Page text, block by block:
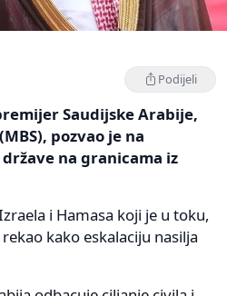
Podijeli
Saudijske Arabije,
pozvao je na
na granicama iz
i Hamasa koji je u toku,
kako eskalaciju nasilja